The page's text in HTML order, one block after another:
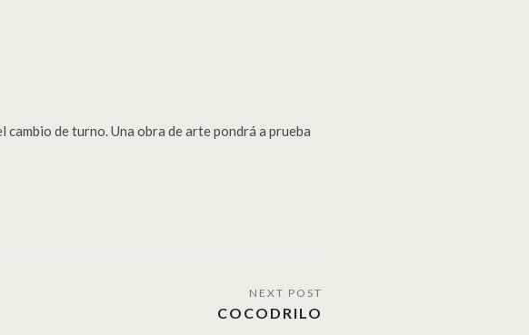
de turno. Una obra de arte pondrá a prueba
COCODRILO